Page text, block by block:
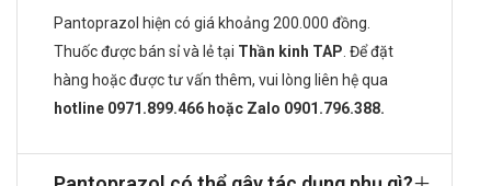
Thuốc dạng viên dùng đường uống
Uống nguyên viên với nước, không được nhai.
hoặc sau bữa ăn đều được. Thuốc kháng acid có thể uống
đồng thời với thuốc này.
Pantoprazol hiện có giá khoảng 200.000 đồng.
Thuốc được bán sỉ và lẻ tại Thần kinh TAP . Để đặt
hàng hoặc được tư vấn thêm, vui lòng liên hệ qua
hotline 0971.899.466 hoặc Zalo 0901.796.388.